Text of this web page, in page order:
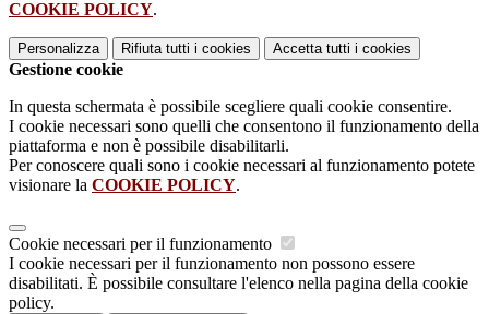
COOKIE POLICY.
Personalizza Rifiuta tutti i cookies Accetta tutti i cookies
Gestione cookie
In questa schermata è possibile scegliere quali cookie consentire.
I cookie necessari sono quelli che consentono il funzionamento della
piattaforma e non è possibile disabilitarli.
Per conoscere quali sono i cookie necessari al funzionamento potete
visionare la COOKIE POLICY.
Cookie necessari per il funzionamento
I cookie necessari per il funzionamento non possono essere
disabilitati. È possibile consultare l'elenco nella pagina della cookie
policy.